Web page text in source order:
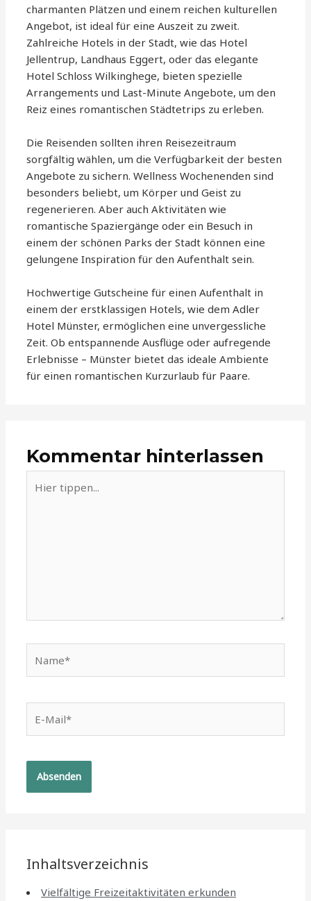
charmanten Plätzen und einem reichen kulturellen
Angebot, ist ideal für eine Auszeit zu zweit.
Zahlreiche Hotels in der Stadt, wie das Hotel
Jellentrup, Landhaus Eggert, oder das elegante
Hotel Schloss Wilkinghege, bieten spezielle
Arrangements und Last-Minute Angebote, um den
Reiz eines romantischen Städtetrips zu erleben.
Die Reisenden sollten ihren Reisezeitraum
sorgfältig wählen, um die Verfügbarkeit der besten
Angebote zu sichern. Wellness Wo­chen­­en­den sind
besonders beliebt, um Körper und Geist zu
regenerieren. Aber auch Aktivitäten wie
romantische Spaziergänge oder ein Besuch in
einem der schönen Parks der Stadt können eine
gelungene Inspiration für den Aufenthalt sein.
Hochwertige Gutscheine für einen Aufenthalt in
einem der erstklassigen Hotels, wie dem Adler
Hotel Münster, ermöglichen eine unvergessliche
Zeit. Ob entspannende Ausflüge oder aufregende
Erlebnisse – Münster bietet das ideale Ambiente
für einen romantischen Kurzurlaub für Paare.
Kommentar hinterlassen
tippen...
Mail*
Inhaltsverzeichnis
Vielfältige Freizeitaktivitäten erkunden